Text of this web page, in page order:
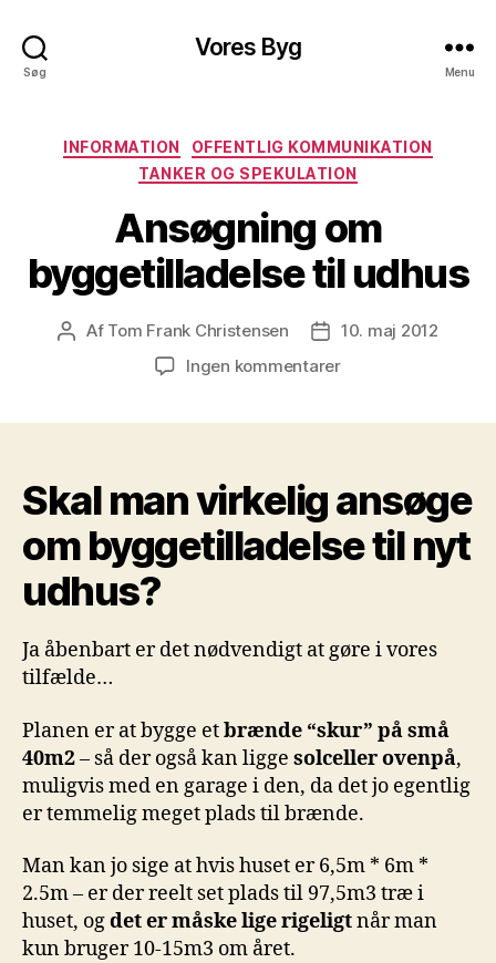
Søg
Vores Byg
Menu
Kategorier
INFORMATION
OFFENTLIG KOMMUNIKATION
TANKER OG SPEKULATION
Ansøgning om
byggetilladelse til udhus
Indlægsforfatter
Af Tom Frank Christensen Indlægsdato
10. maj 2012
Ingen kommentarertil
Skal man virkelig ansøge
om byggetilladelse til nyt
udhus?
Ja åbenbart er det nødvendigt at gøre i vores
tilfælde…
Planen er at bygge etbrænde “skur” på små
40m2– så der også kan ligge solceller ovenpå,
muligvis med en garage i den, da det jo egentlig
er temmelig meget plads til brænde.
Man kan jo sige at hvis huset er 6,5m * 6m *
2.5m – er der reelt set plads til 97,5m3 træ i
huset, ogdet er måske lige rigeligtnår man
kun bruger 10-15m3 om året.